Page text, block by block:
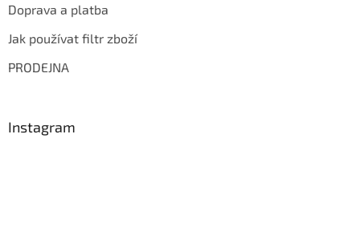
Doprava a platba
Jak používat filtr zboží
PRODEJNA
Instagram